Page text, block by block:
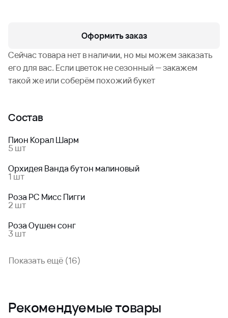
Оформить заказ
Сейчас товара нет в наличии, но мы можем заказать
его для вас. Если цветок не сезонный — закажем
такой же или соберём похожий букет
Состав
Пион Корал Шарм
5 шт
Орхидея Ванда бутон малиновый
1 шт
Роза РС Мисс Пигги
2 шт
Роза Оушен сонг
3 шт
Показать ещё (16)
Рекомендуемые товары